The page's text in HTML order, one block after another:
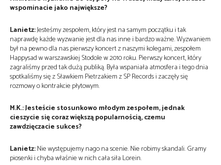
wspominacie jako największe?
Lanietz:Jesteśmy zespołem, który jest na samym początku i tak
naprawdę każde wyzwanie jest dla nas inne i bardzo ważne. Wyzwaniem
był na pewno dla nas pierwszy koncert z naszymi kolegami, zespołem
Happysad w warszawskiej Stodole w 2010 roku. Pierwszy koncert, który
zagraliśmy przed tak dużą publiką. Była wspaniała atmosfera i tego dnia
spotkaliśmy się z Sławkiem Pietrzakiem z SP Records i zaczęły się
rozmowy o kontrakcie płytowym.
M.K.: Jesteście stosunkowo młodym zespołem, jednak
cieszycie się coraz większą popularnością, czemu
zawdzięczacie sukces?
Lanietz:Nie występujemy nago na scenie. Nie robimy skandali. Gramy
piosenki i chyba właśnie w nich cała siła Lorein.